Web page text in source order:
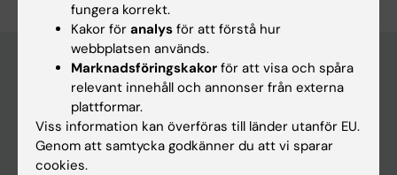
Huvudmeny
Utbildning
Forskarutbildning
fungera korrekt.
Kakor för analys för att förstå hur
webbplatsen används.
Marknadsföringskakor för att visa och spåra
relevant innehåll och annonser från externa
plattformar.
Viss information kan överföras till länder utanför EU.
Genom att samtycka godkänner du att vi sparar
cookies.